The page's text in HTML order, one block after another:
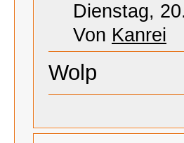
Dienstag,
Von Kanrei
Wolp